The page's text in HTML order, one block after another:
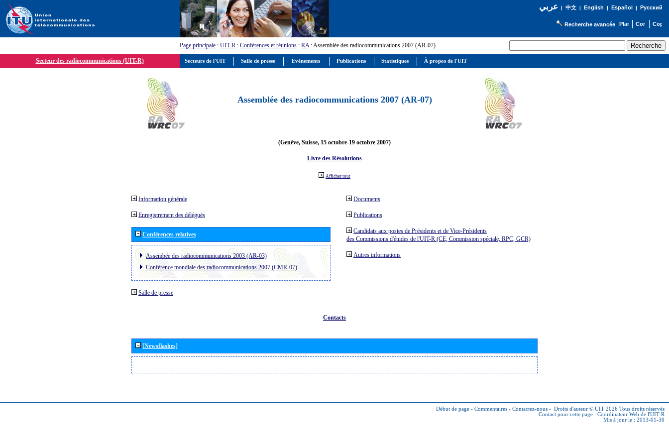
عربي| 中文| English | Español | Русский
Recherche avancée
Page principale : UIT-R : Conférences et réunions : RA: Assemblée des radiocommunications 2007 (AR-07)
Secteur des radiocommunications (UIT-R)
Assemblée des radiocommunications 2007 (AR-07)
(Genève, Suisse, 15 octobre-19 octobre 2007)
Livre des Résolutions
Afficher tout
Information générale
Enregistrement des délégués
Conférences relatives
Assembée des radiocommunications 2003 (AR-03)
Conférence mondiale des radiocommunications 2007 (CMR-07)
Salle de presse
Documents
Publications
Candidats aux postes de Présidents et de Vice-Présidents
des Commissions d'études de l'UIT-R (CE, Commission spéciale, RPC, GCR)
Autres informations
Contacts
[Newsflashes]
Début de page - Commentaires - Contactez-nous - Droits d'auteur © UIT 2026 Tous droits réservés
Contact pour cette page : Coordinateur Web de l'UIT-R
Mis à jour le : 2013-01-30
Secteurs de l'UIT Salle de presse Evénements Publications Statistiques À propos de l'UIT